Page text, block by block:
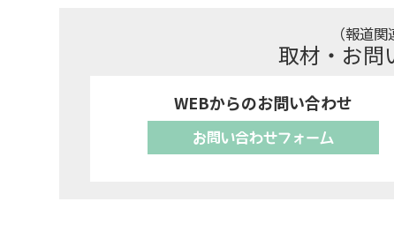
（報道
取材・お問
WEBからのお問い合わせ
お問い合わせフォーム